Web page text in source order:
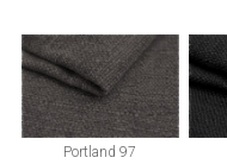
Portland 97